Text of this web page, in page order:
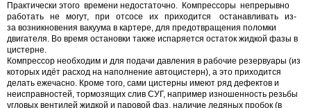
Практически этого времени недостаточно. Компрессоры непрерывно
работать не могут, при отсосе их приходится останавливать из-
за возникновения вакуума в картере, для предотвращения поломки
двигателя. Во время остановки также испаряется остаток жидкой фазы в
цистерне.
Компрессор необходим и для подачи давления в рабочие резервуары (из
которых идёт расход на наполнение автоцистерн), а это приходится
делать ежечасно. Кроме того, сами цистерны имеют ряд дефектов и
неисправностей, тормозящих слив СУГ, например изношенность резьбы
угловых вентилей жидкой и паровой фаз, наличие ледяных пробок (в